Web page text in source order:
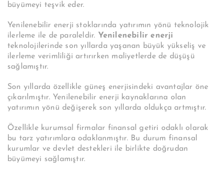
büyümeyi teşvik eder.
Yenilenebilir enerji stoklarında yatırımın yönü teknolojik
ilerleme ile de paraleldir. Yenilenebilir enerji
teknolojilerinde son yıllarda yaşanan büyük yükseliş ve
ilerleme verimliliği artırırken maliyetlerde de düşüşü
sağlamıştır.
Son yıllarda özellikle güneş enerjisindeki avantajlar öne
çıkarılmıştır. Yenilenebilir enerji kaynaklarına olan
yatırımın yönü değişerek son yıllarda oldukça artmıştır.
Özellikle kurumsal firmalar finansal getiri odaklı olarak
bu tarz yatırımlara odaklanmıştır. Bu durum finansal
kurumlar ve devlet destekleri ile birlikte doğrudan
büyümeyi sağlamıştır.